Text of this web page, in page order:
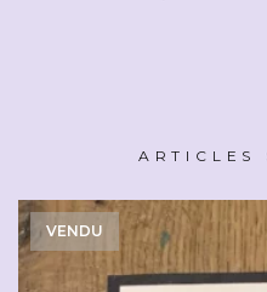
ARTICLES
VENDU